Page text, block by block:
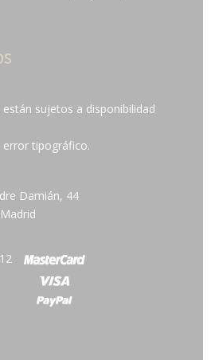
sujetos a disponibilidad
error tipográfico.
Damián, 44